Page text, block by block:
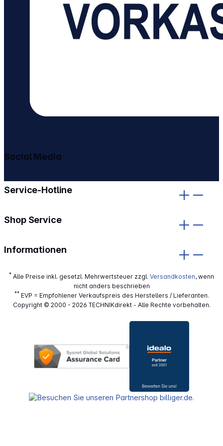
Service-Hotline
Shop Service
Informationen
Social Media
* Alle Preise inkl. gesetzl. Mehrwertsteuer zzgl. Versandkosten, wenn
nicht anders beschrieben
**EVP = Empfohlener Verkaufspreis des Herstellers / Lieferanten.
Copyright © 2000 - 2026 TECHNIKdirekt - Alle Rechte vorbehalten.